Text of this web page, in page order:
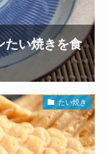
たい焼きを食
たい焼き